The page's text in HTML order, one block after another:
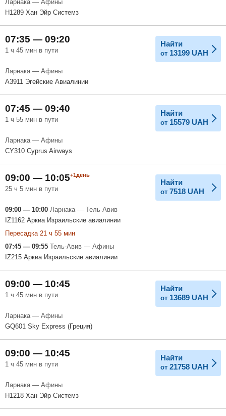
Ларнака — Афины
H1289 Хан Эйр Системз
07:35 — 09:20
1 ч 45 мин в пути
Найти
от 13199 UAH
Ларнака — Афины
A3911 Эгейские Авиалинии
07:45 — 09:40
1 ч 55 мин в пути
Найти
от 15579 UAH
Ларнака — Афины
CY310 Cyprus Airways
09:00 — 10:05+1день
25 ч 5 мин в пути
Найти
от 7518 UAH
09:00 — 10:00 Ларнака — Тель-Авив
IZ1162 Аркиа Израильские авиалинии
Пересадка 21 ч 55 мин
07:45 — 09:55 Тель-Авив — Афины
IZ215 Аркиа Израильские авиалинии
09:00 — 10:45
1 ч 45 мин в пути
Найти
от 13689 UAH
Ларнака — Афины
GQ601 Sky Express (Греция)
09:00 — 10:45
1 ч 45 мин в пути
Найти
от 21758 UAH
Ларнака — Афины
H1218 Хан Эйр Системз